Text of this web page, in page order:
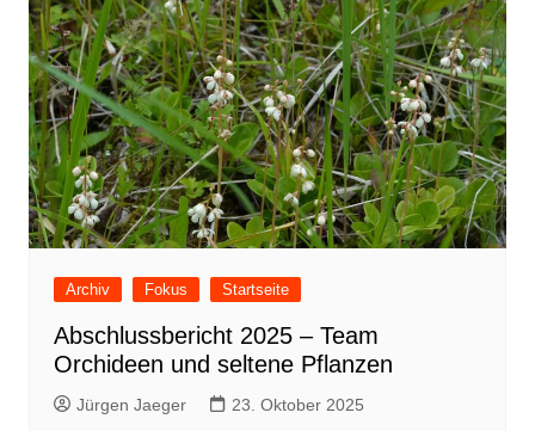
Archiv Fokus Startseite
Abschlussbericht 2025 – Team
Orchideen und seltene Pflanzen
Jürgen Jaeger 23. Oktober 2025